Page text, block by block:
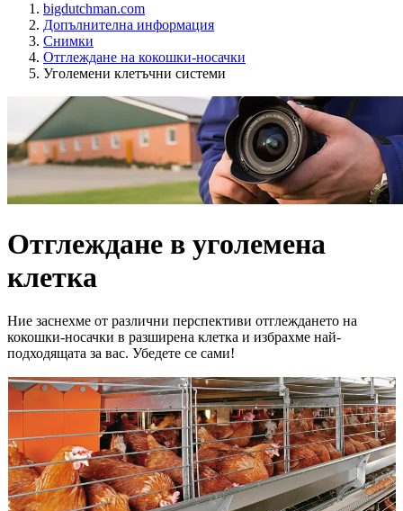
bigdutchman.com
Допълнителна информация
Снимки
Отглеждане на кокошки-носачки
Уголемени клетъчни системи
Отглеждане в уголемена
клетка
Ние заснехме от различни перспективи отглеждането на
кокошки-носачки в разширена клетка и избрахме най-
подходящата за вас. Убедете се сами!